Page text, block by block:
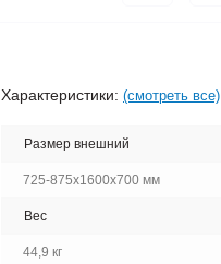
Характеристики: (смотреть все)
Размер внешний
725-875x1600x700 мм
Вес
44,9 кг